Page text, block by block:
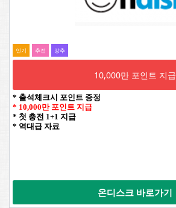
인기 추전 강추
10,000만 포인트 지급
* 출석체크시 포인트 증정
* 10,000만 포인트 지급
* 첫 충전 1+1 지급
* 역대급 자료
온디스크 바로가기